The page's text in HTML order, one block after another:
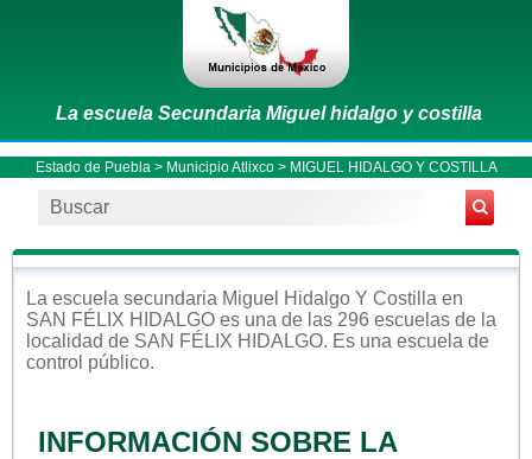
La escuela Secundaria Miguel hidalgo y costilla
Estado de Puebla > Municipio Atlixco> MIGUEL HIDALGO Y COSTILLA
La escuela secundaria Miguel Hidalgo Y Costilla en
SAN FÉLIX HIDALGO es una de las 296 escuelas de la
localidad de SAN FÉLIX HIDALGO. Es una escuela de
control público.
INFORMACIÓN SOBRE LA